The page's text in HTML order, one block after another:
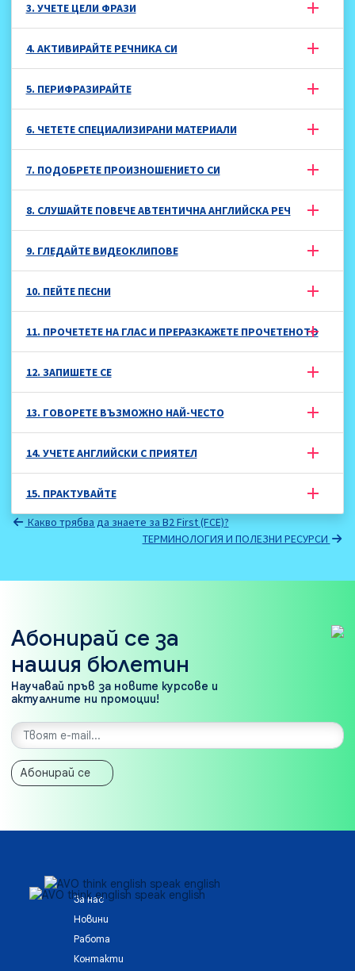
3. УЧЕТЕ ЦЕЛИ ФРАЗИ
4. АКТИВИРАЙТЕ РЕЧНИКА СИ
5. ПЕРИФРАЗИРАЙТЕ
6. ЧЕТЕТЕ СПЕЦИАЛИЗИРАНИ МАТЕРИАЛИ
7. ПОДОБРЕТЕ ПРОИЗНОШЕНИЕТО СИ
8. СЛУШАЙТЕ ПОВЕЧЕ АВТЕНТИЧНА АНГЛИЙСКА РЕЧ
9. ГЛЕДАЙТЕ ВИДЕОКЛИПОВЕ
10. ПЕЙТЕ ПЕСНИ
11. ПРОЧЕТЕТЕ НА ГЛАС И ПРЕРАЗКАЖЕТЕ ПРОЧЕТЕНОТО
12. ЗАПИШЕТЕ СЕ
13. ГОВОРЕТЕ ВЪЗМОЖНО НАЙ-ЧЕСТО
14. УЧЕТЕ АНГЛИЙСКИ С ПРИЯТЕЛ
15. ПРАКТУВАЙТЕ
Какво трябва да знаете за B2 First (FCE)?
ТЕРМИНОЛОГИЯ И ПОЛЕЗНИ РЕСУРСИ
Абонирай се за
нашия бюлетин
Научавай пръв за новите курсове и
актуалните ни промоции!
Абонирай се
За нас
Новини
Работа
Контакти